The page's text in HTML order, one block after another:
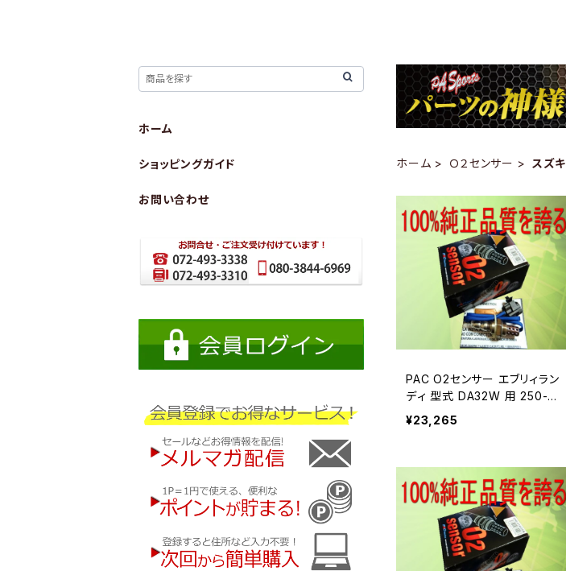
ホーム Ｏ２センサー スズキ
PAC O2センサー エブリィラン
ディ 型式 DA32W 用 250-2
4291B
¥23,265
ホーム
ショッピングガイド
お問い合わせ